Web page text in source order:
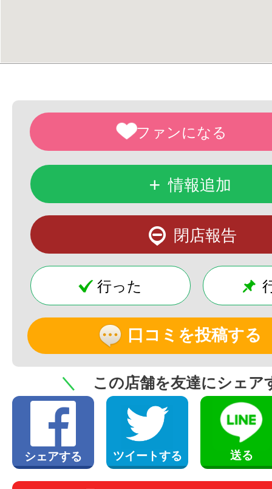
+ 情報追加
閉店報告
行った
口コミを投稿する
＼ この店舗を友達にシェア
シェアする ツイートする 送る